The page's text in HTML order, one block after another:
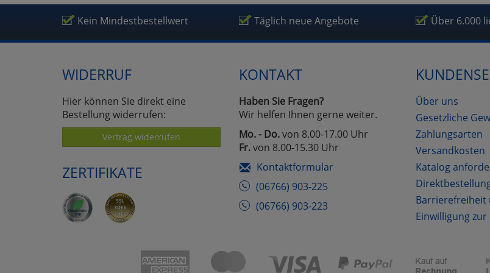
Kein Mindestbestellwert Täglich neue Angebote Über 6.000
WIDERRUF
Hier können Sie direkt eine
Bestellung widerrufen:
Vertrag widerrufen
ZERTIFIKATE
KONTAKT
Haben Sie Fragen?
Wir helfen Ihnen gerne weiter.
Mo. - Do.von 8.00-17.00 Uhr
Fr.von 8.00-15.30 Uhr
Kontaktformular
(06766) 903-225
(06766) 903-223
Über uns
Gesetzliche
Zahlungsarten
Versandkosten
Katalog
Barrierefreiheit
Einwilligung
zurückzu Haupptseite